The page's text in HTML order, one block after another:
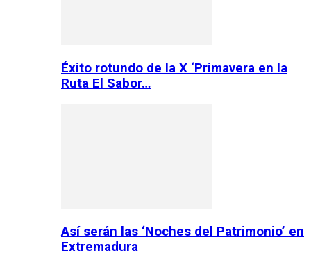
Éxito rotundo de la X ‘Primavera en la
Ruta El Sabor…
Así serán las ‘Noches del Patrimonio’ en
Extremadura